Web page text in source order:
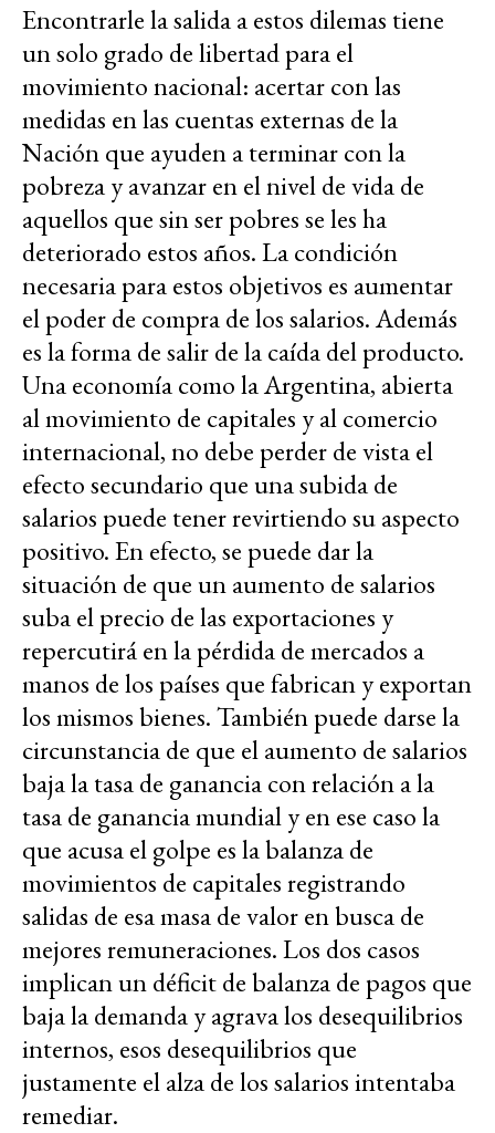
Encontrarle la salida a estos dilemas tiene
un solo grado de libertad para el
movimiento nacional: acertar con las
medidas en las cuentas externas de la
Nación que ayuden a terminar con la
pobreza y avanzar en el nivel de vida de
aquellos que sin ser pobres se les ha
deteriorado estos años. La condición
necesaria para estos objetivos es aumentar
el poder de compra de los salarios. Además
es la forma de salir de la caída del producto.
Una economía como la Argentina, abierta
al movimiento de capitales y al comercio
internacional, no debe perder de vista el
efecto secundario que una subida de
salarios puede tener revirtiendo su aspecto
positivo. En efecto, se puede dar la
situación de que un aumento de salarios
suba el precio de las exportaciones y
repercutirá en la pérdida de mercados a
manos de los países que fabrican y exportan
los mismos bienes. También puede darse la
circunstancia de que el aumento de salarios
baja la tasa de ganancia con relación a la
tasa de ganancia mundial y en ese caso la
que acusa el golpe es la balanza de
movimientos de capitales registrando
salidas de esa masa de valor en busca de
mejores remuneraciones. Los dos casos
implican un déficit de balanza de pagos que
baja la demanda y agrava los desequilibrios
internos, esos desequilibrios que
justamente el alza de los salarios intentaba
remediar.